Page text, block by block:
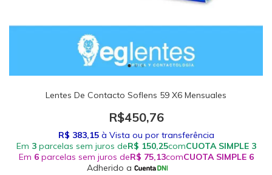
Lentes De Contacto Soflens 59 X6 Mensuales
R$450,76